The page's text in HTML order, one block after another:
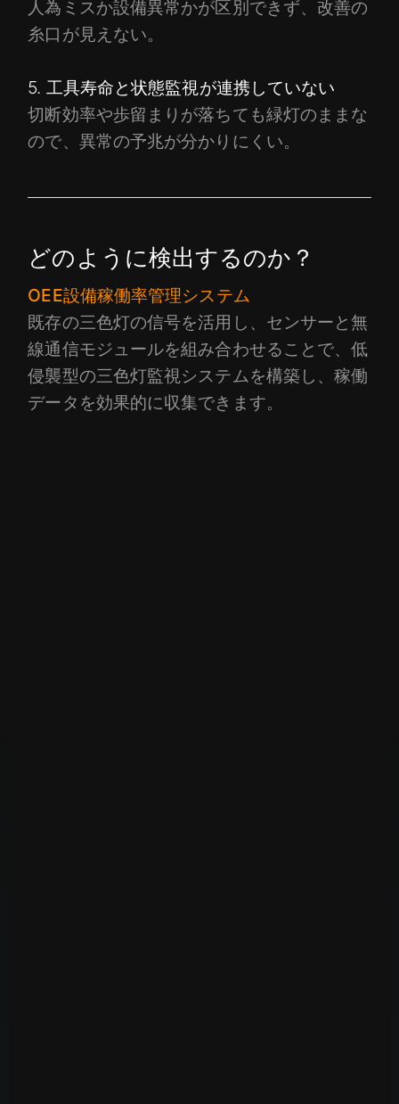
人為ミスか設備異常かが区別できず、改善の
糸口が見えない。
5. 工具寿命と状態監視が連携していない
切断効率や歩留まりが落ちても緑灯のままな
ので、異常の予兆が分かりにくい。
どのように検出するのか？
OEE設備稼働率管理システム
既存の三色灯の信号を活用し、センサーと無
線通信モジュールを組み合わせることで、低
侵襲型の三色灯監視システムを構築し、稼働
データを効果的に収集できます。